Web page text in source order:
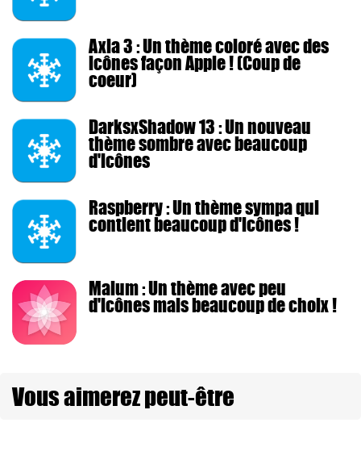
Axla 3 : Un thème coloré avec des
icônes façon Apple ! (Coup de
coeur)
DarksxShadow 13 : Un nouveau
thème sombre avec beaucoup
d'icônes
Raspberry : Un thème sympa qui
contient beaucoup d'icônes !
Malum : Un thème avec peu
d'icônes mais beaucoup de choix !
Vous aimerez peut-être